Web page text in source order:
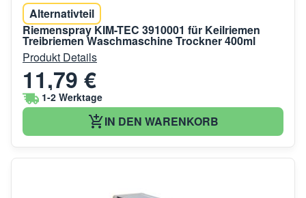
Alternativteil
Riemenspray KIM-TEC 3910001 für Keilriemen
Treibriemen Waschmaschine Trockner 400ml
Produkt Details
11,79 €
1-2 Werktage
IN DEN WARENKORB